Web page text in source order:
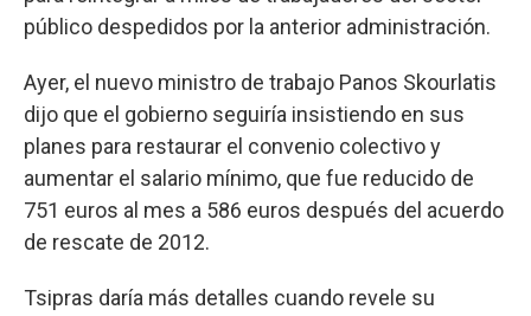
público despedidos por la anterior administración.
Ayer, el nuevo ministro de trabajo Panos Skourlatis
dijo que el gobierno seguiría insistiendo en sus
planes para restaurar el convenio colectivo y
aumentar el salario mínimo, que fue reducido de
751 euros al mes a 586 euros después del acuerdo
de rescate de 2012.
Tsipras daría más detalles cuando revele su